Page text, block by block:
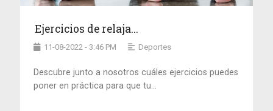
Ejercicios de relaja...
11-08-2022 - 3:46 PM Deportes
Descubre junto a nosotros cuáles ejercicios puedes
poner en práctica para que tu...